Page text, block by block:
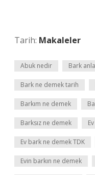
Tarih: Makaleler
Abuk nedir Bark
Bark ne demek tarih
Barkım ne demek
Barksız ne demek
Ev bark ne demek TDK
Evin barkın ne demek